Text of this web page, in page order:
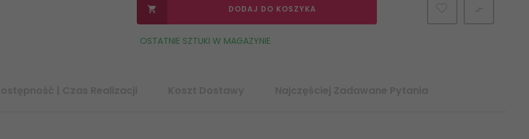
 DODAJ DO KOSZYKA
OSTATNIE SZTUKI W MAGAZYNIE